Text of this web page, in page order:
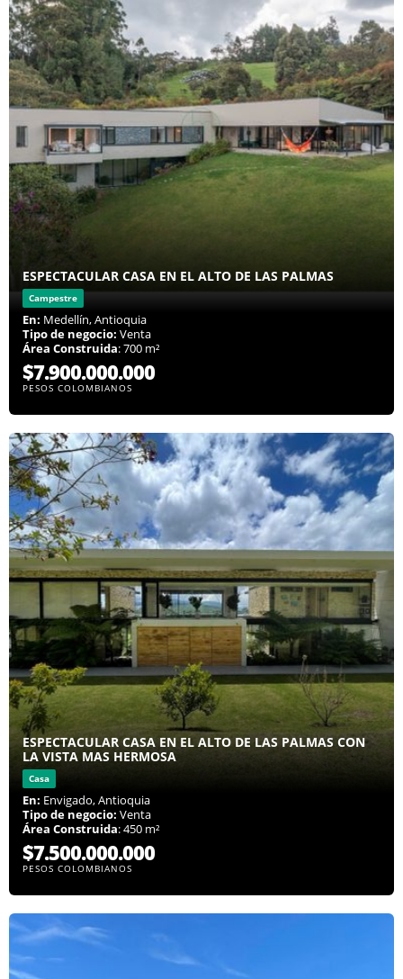
ESPECTACULAR CASA EN EL ALTO DE LAS PALMAS
Campestre
En: Medellín, Antioquia
Tipo de negocio: Venta
Área Construida: 700 m²
$7.900.000.000
PESOS COLOMBIANOS
ESPECTACULAR CASA EN EL ALTO DE LAS PALMAS CON
LA VISTA MAS HERMOSA
Casa
En: Envigado, Antioquia
Tipo de negocio: Venta
Área Construida: 450 m²
$7.500.000.000
PESOS COLOMBIANOS